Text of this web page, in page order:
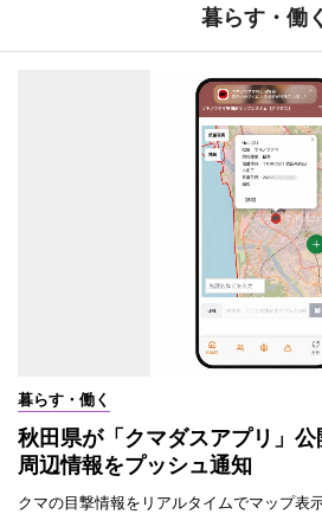
暮らす・働く
暮らす・働く
秋田県が「クマダスアプリ」
周辺情報をプッシュ通知
クマの目撃情報をリアルタイムでマップ表